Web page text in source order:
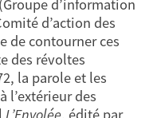
d’information
d’action des
de contourner ces
des révoltes
la parole et les
l’extérieur des